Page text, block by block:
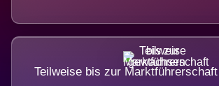
Teilweise bis zur